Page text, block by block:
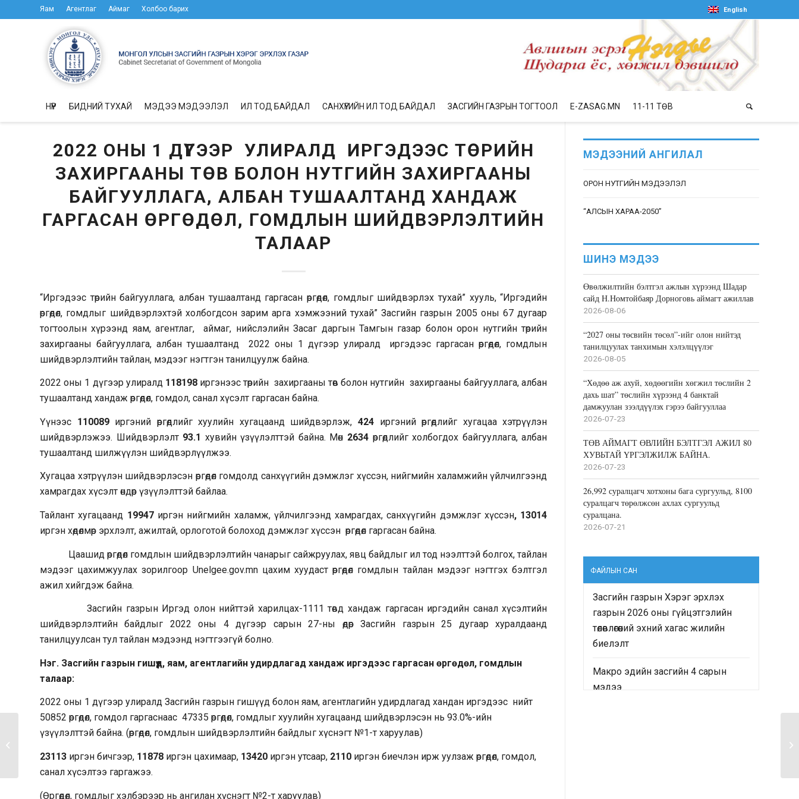
Яам Агентлаг Аймаг Холбоо барих English
НҮҮР БИДНИЙ ТУХАЙ МЭДЭЭ МЭДЭЭЛЭЛ ИЛ ТОД БАЙДАЛ САНХҮҮГИЙН ИЛ ТОД БАЙДАЛ ЗАСГИЙН ГАЗРЫН ТОГТООЛ E-ZASAG.MN 11-11 ТӨВ
2022 ОНЫ 1 ДҮГЭЭР УЛИРАЛД ИРГЭДЭЭС ТӨРИЙН
ЗАХИРГААНЫ ТӨВ БОЛОН НУТГИЙН ЗАХИРГААНЫ
БАЙГУУЛЛАГА, АЛБАН ТУШААЛТАНД ХАНДАЖ
ГАРГАСАН ӨРГӨДӨЛ, ГОМДЛЫН ШИЙДВЭРЛЭЛТИЙН
ТАЛААР
“Иргэдээс төрийн байгууллага, албан тушаалтанд гаргасан өргөдөл, гомдлыг шийдвэрлэх тухай” хууль, “Иргэдийн
өргөдөл, гомдлыг шийдвэрлэхтэй холбогдсон зарим арга хэмжээний тухай” Засгийн газрын 2005 оны 67 дугаар
тогтоолын хүрээнд яам, агентлаг, аймаг, нийслэлийн Засаг даргын Тамгын газар болон орон нутгийн төрийн
захиргааны байгууллага, албан тушаалтанд 2022 оны 1 дүгээр улиралд иргэдээс гаргасан өргөдөл, гомдлын
шийдвэрлэлтийн тайлан, мэдээг нэгтгэн танилцуулж байна.
2022 оны 1 дүгээр улиралд 118198 иргэнээс төрийн захиргааны төв болон нутгийн захиргааны байгууллага, албан
тушаалтанд хандаж өргөдөл, гомдол, санал хүсэлт гаргасан байна.
Үүнээс 110089иргэний өргөдлийг хуулийн хугацаанд шийдвэрлэж,424 иргэний өргөдлийг хугацаа хэтрүүлэн
шийдвэрлэжээ. Шийдвэрлэлт 93.1 хувийн үзүүлэлттэй байна. Мөн 2634 өргөдлийг холбогдох байгууллага, албан
тушаалтанд шилжүүлэн шийдвэрлүүлжээ.
Хугацаа хэтрүүлэн шийдвэрлэсэн өргөдөл гомдолд санхүүгийн дэмжлэг хүссэн, нийгмийн халамжийн үйлчилгээнд
хамрагдах хүсэлт өндөр үзүүлэлттэй байлаа.
Тайлант хугацаанд 19947 иргэн нийгмийн халамж, үйлчилгээнд хамрагдах, санхүүгийн дэмжлэг хүссэн, 13014
иргэн хөдөлмөр эрхлэлт, ажилтай, орлоготой болоход дэмжлэг хүссэн өргөдөл гаргасан байна.
Цаашид өргөдөл гомдлын шийдвэрлэлтийн чанарыг сайжруулах, явц байдлыг ил тод нээлттэй болгох, тайлан
мэдээг цахимжуулах зорилгоор Unelgee.gov.mn цахим хуудаст өргөдөл гомдлын тайлан мэдээг нэгтгэх бэлтгэл
ажил хийгдэж байна.
Засгийн газрын Иргэд олон нийттэй харилцах-1111 төвд хандаж гаргасан иргэдийн санал хүсэлтийн
шийдвэрлэлтийн байдлыг 2022 оны 4 дүгээр сарын 27-ны өдөр Засгийн газрын 25 дугаар хуралдаанд
танилцуулсан тул тайлан мэдээнд нэгтгээгүй болно.
Нэг. Засгийн газрын гишүүд, яам, агентлагийн удирдлагад хандаж иргэдээс гаргасан өргөдөл, гомдлын
талаар:
2022 оны 1 дүгээр улиралд Засгийн газрын гишүүд болон яам, агентлагийн удирдлагад хандан иргэдээс нийт
50852 өргөдөл, гомдол гаргаснаас 47335 өргөдөл, гомдлыг хуулийн хугацаанд шийдвэрлэсэн нь 93.0%-ийн
үзүүлэлттэй байна. (өргөдөл, гомдлын шийдвэрлэлтийн байдлыг хүснэгт №1-т харуулав)
23113 иргэн бичгээр, 11878 иргэн цахимаар, 13420 иргэн утсаар, 2110 иргэн биечлэн ирж уулзаж өргөдөл, гомдол,
санал хүсэлтээ гаргажээ.
(Өргөдөл, гомдлыг хэлбэрээр нь ангилан хүснэгт №2-т харуулав)
МЭДЭЭНИЙ АНГИЛАЛ
ОРОН НУТГИЙН МЭДЭЭЛЭЛ
“АЛСЫН ХАРАА-2050”
ШИНЭ МЭДЭЭ
Өвөлжилтийн бэлтгэл ажлын хүрээнд Шадар
сайд Н.Номтойбаяр Дорноговь аймагт ажиллав
2026-08-06
“2027 оны төсвийн төсөл”-ийг олон нийтэд
танилцуулах танхимын хэлэлцүүлэг
2026-08-05
“Хөдөө аж ахуй, хөдөөгийн хөгжил төслийн 2
дахь шат” төслийн хүрээнд 4 банктай
дамжуулан зээлдүүлэх гэрээ байгууллаа
2026-07-23
ТӨВ АЙМАГТ ӨВЛИЙН БЭЛТГЭЛ АЖИЛ 80
ХУВЬТАЙ ҮРГЭЛЖИЛЖ БАЙНА.
2026-07-23
26,992 суралцагч хотхоны бага сургуульд, 8100
суралцагч төрөлжсөн ахлах сургуульд
суралцана.
2026-07-21
ФАЙЛЫН САН
Засгийн газрын Хэрэг эрхлэх
газрын 2026 оны гүйцэтгэлийн
төлөвлөгөөний эхний хагас жилийн
биелэлт
Макро эдийн засгийн 4 сарын
мэдээ
2021 онд иргэдээс төрийн
захиргааны төв болон...